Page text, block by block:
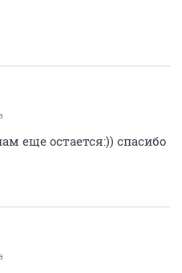
еще остается:)) спасибо